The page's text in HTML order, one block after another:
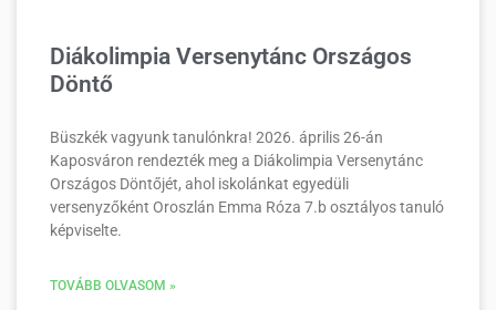
Diákolimpia Versenytánc Országos
Döntő
Büszkék vagyunk tanulónkra! 2026. április 26-án
Kaposváron rendezték meg a Diákolimpia Versenytánc
Országos Döntőjét, ahol iskolánkat egyedüli
versenyzőként Oroszlán Emma Róza 7.b osztályos tanuló
képviselte.
TOVÁBB OLVASOM »